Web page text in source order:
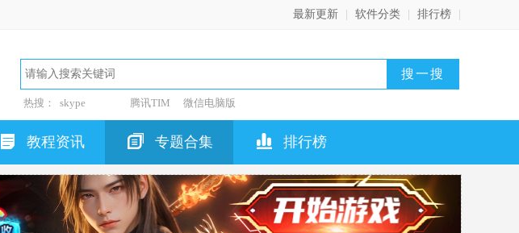
最新更新 软件分类 排行榜
热搜： skype 腾讯TIM 微信电脑版
教程资讯 专题合集 排行榜